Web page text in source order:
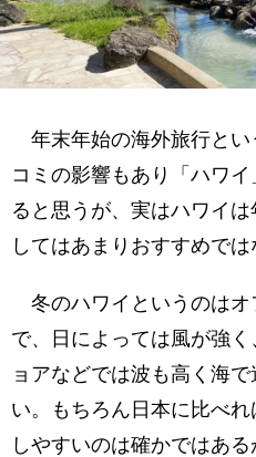
年末年始の海外旅行と
コミの影響もあり「ハワ
ると思うが、実はハワイ
してはあまりおすすめでは
冬のハワイというのはオ
で、日によっては風が強
ョアなどでは波も高く海
い。もちろん日本に比べ
しやすいのは確かではあ